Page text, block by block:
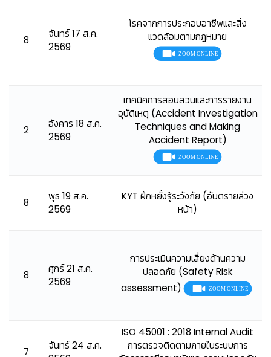
8
จันทร์ 17 ส.ค.
2569
โรคจากการประกอบอาชีพและสิ่ง
แวดล้อมตามกฎหมาย
2
อังคาร 18 ส.ค.
2569
เทคนิคการสอบสวนและการรายงาน
อุบัติเหตุ (Accident Investigation
Techniques and Making
Accident Report)
8
พุธ 19 ส.ค.
2569
KYT ฝึกหยั่งรู้ระวังภัย (อันตรายล่วง
หน้า)
8
ศุกร์ 21 ส.ค.
2569
การประเมินความเสี่ยงด้านความ
ปลอดภัย (Safety Risk
assessment)
7
จันทร์ 24 ส.ค.
ISO 45001 : 2018 Internal Audit
การตรวจติดตามภายในระบบการ